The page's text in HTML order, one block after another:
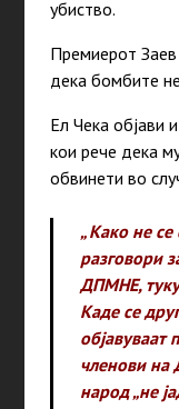
убиство.
Премиерот
дека бомбите
Ел Чека објави
кои рече дека
обвинети во
„ Како не
разговори
ДПМНЕ,
Каде се
објавуваат
членови на
народ „не